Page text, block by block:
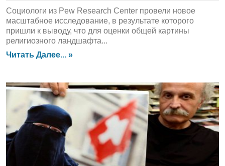
Социологи из Pew Research Center провели новое
масштабное исследование, в результате которого
пришли к выводу, что для оценки общей картины
религиозного ландшафта...
Читать Далее... »
ЛЕНТА НОВОСТЕЙ